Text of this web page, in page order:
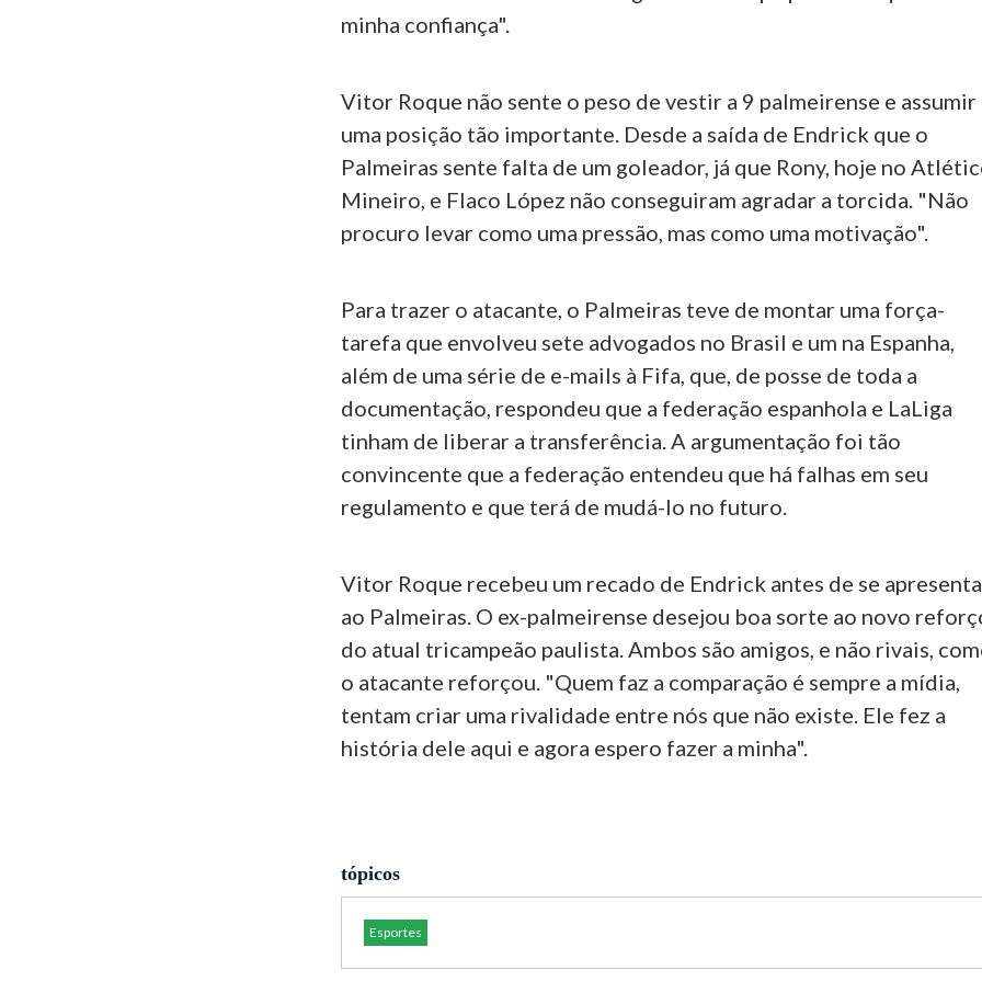
minha confiança".
Vitor Roque não sente o peso de vestir a 9 palmeirense e assumir
uma posição tão importante. Desde a saída de Endrick que o
Palmeiras sente falta de um goleador, já que Rony, hoje no
Mineiro, e Flaco López não conseguiram agradar a torcida. "Não
procuro levar como uma pressão, mas como uma motivação".
Para trazer o atacante, o Palmeiras teve de montar uma força-
tarefa que envolveu sete advogados no Brasil e um na Espanha,
além de uma série de e-mails à Fifa, que, de posse de toda a
documentação, respondeu que a federação espanhola e LaLiga
tinham de liberar a transferência. A argumentação foi tão
convincente que a federação entendeu que há falhas em seu
regulamento e que terá de mudá-lo no futuro.
Vitor Roque recebeu um recado de Endrick antes de se
ao Palmeiras. O ex-palmeirense desejou boa sorte ao novo
do atual tricampeão paulista. Ambos são amigos, e não rivais,
o atacante reforçou. "Quem faz a comparação é sempre a mídia,
tentam criar uma rivalidade entre nós que não existe. Ele fez a
história dele aqui e agora espero fazer a minha".
tópicos
Esportes